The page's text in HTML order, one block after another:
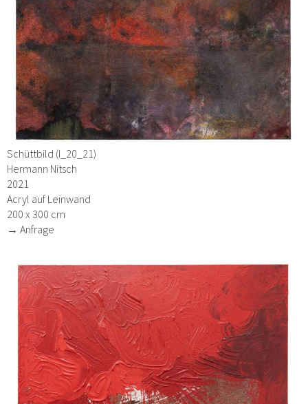
Schüttbild (I_20_21)
Hermann Nitsch
2021
Acryl auf Leinwand
200 x 300 cm
→ Anfrage